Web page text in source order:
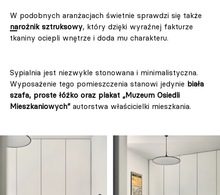
W podobnych aranżacjach świetnie sprawdzi się także
narożnik sztruksowy, który dzięki wyraźnej fakturze
tkaniny ociepli wnętrze i doda mu charakteru.
Sypialnia jest niezwykle stonowana i minimalistyczna.
Wyposażenie tego pomieszczenia stanowi jedynie biała
szafa, proste łóżko oraz plakat „Muzeum Osiedli
Mieszkaniowych” autorstwa właścicielki mieszkania.